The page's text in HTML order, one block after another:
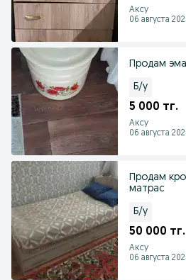
Аксу
06 августа
Продам
Б/у
5 000 тг.
Аксу
06 августа
Продам
матрас
Б/у
50 000 тг.
Аксу
06 августа